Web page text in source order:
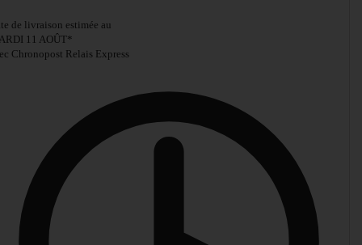
de livraison estimée au
11 AOÛT*
Chronopost Relais Express